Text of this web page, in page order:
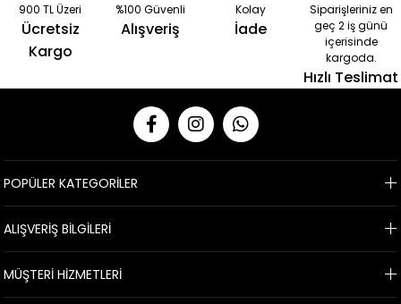
900 TL Üzeri
Ücretsiz
Kargo
%100 Güvenli
Alışveriş
Kolay
İade
Siparişleriniz en
geç 2 iş günü
içerisinde
kargoda.
Hızlı Teslimat
POPÜLER KATEGORİLER
ALIŞVERİŞ BİLGİLERİ
MÜŞTERİ HİZMETLERİ